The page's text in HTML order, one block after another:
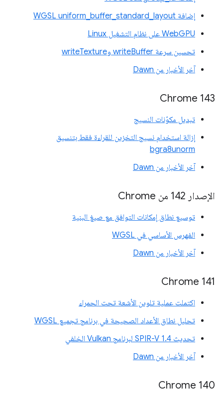
إضافة WGSL uniform_buffer_standard_layout
WebGPU على نظام التشغيل Linux
تحسين سرعة writeBuffer وwriteTexture
آخر الأخبار من Dawn
Chrome 143
تبديل مكوّنات النسيج
إزالة استخدام نسيج التخزين للقراءة فقط بتنسيق
bgra8unorm
آخر الأخبار من Dawn
الإصدار 142 من Chrome
توسيع نطاق إمكانات التوافق مع صيغ البنية
الفهرس الأساسي في WGSL
آخر الأخبار من Dawn
‫Chrome 141
اكتملت عملية تلوين الأشعة تحت الحمراء
تحليل نطاق الأعداد الصحيحة في برنامج تجميع WGSL
تحديث SPIR-V 1.4 لبرنامج Vulkan الخلفي
آخر الأخبار من Dawn
Chrome 140